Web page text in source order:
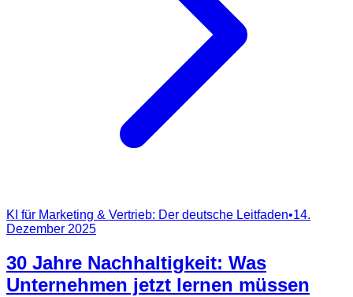
KI für Marketing & Vertrieb: Der deutsche Leitfaden•14.
Dezember 2025
30 Jahre Nachhaltigkeit: Was
Unternehmen jetzt lernen müssen